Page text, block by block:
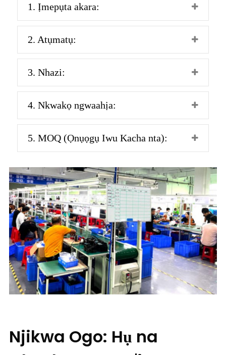
1. Ịmepụta akara:
2. Atụmatụ:
3. Nhazi:
4. Nkwakọ ngwaahịa:
5. MOQ (Ọnụọgụ Iwu Kacha nta):
Njikwa Ogo: Hụ na